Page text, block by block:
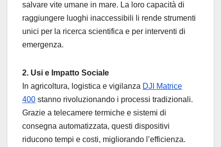
salvare vite umane in mare. La loro capacità di
raggiungere luoghi inaccessibili li rende strumenti
unici per la ricerca scientifica e per interventi di
emergenza.
2. Usi e Impatto Sociale
In agricoltura, logistica e vigilanza DJI Matrice
400 stanno rivoluzionando i processi tradizionali.
Grazie a telecamere termiche e sistemi di
consegna automatizzata, questi dispositivi
riducono tempi e costi, migliorando l’efficienza.